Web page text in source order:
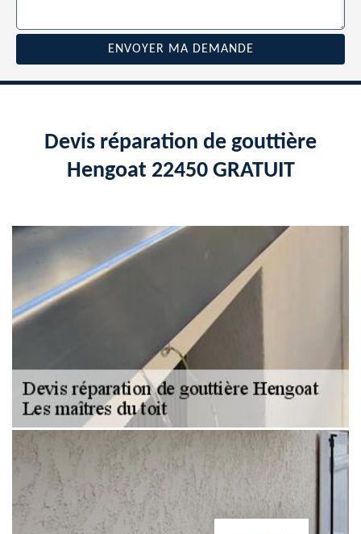
Devis réparation de gouttière
Hengoat 22450 GRATUIT